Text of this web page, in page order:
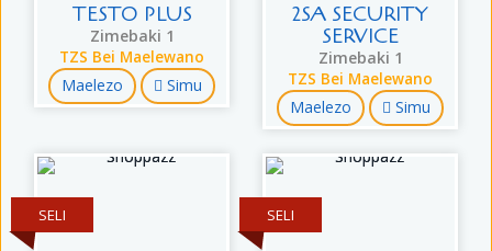
TESTO PLUS
Zimebaki 1
TZS Bei Maelewano
Maelezo Simu
2SA SECURITY
SERVICE
Zimebaki 1
TZS Bei Maelewano
Maelezo Simu
SELI SELI